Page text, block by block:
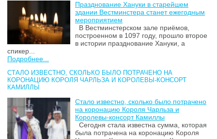
Празднование Хануки в старейшем
здании Вестминстера станет ежегодным
мероприятием
В Вестминстерском зале приёмов,
построенном в 1097 году, прошло второе
в истории празднование Хануки, а
спикер...
Подробнее...
СТАЛО ИЗВЕСТНО, СКОЛЬКО БЫЛО ПОТРАЧЕНО НА
КОРОНАЦИЮ КОРОЛЯ ЧАРЛЬЗА И КОРОЛЕВЫ-КОНСОРТ
КАМИЛЛЫ
Стало известно, сколько было потрачено
на коронацию Короля Чарльза и
Королевы-консорт Камиллы
Сегодня стала известна сумма, которая
была потрачена на коронацию Короля